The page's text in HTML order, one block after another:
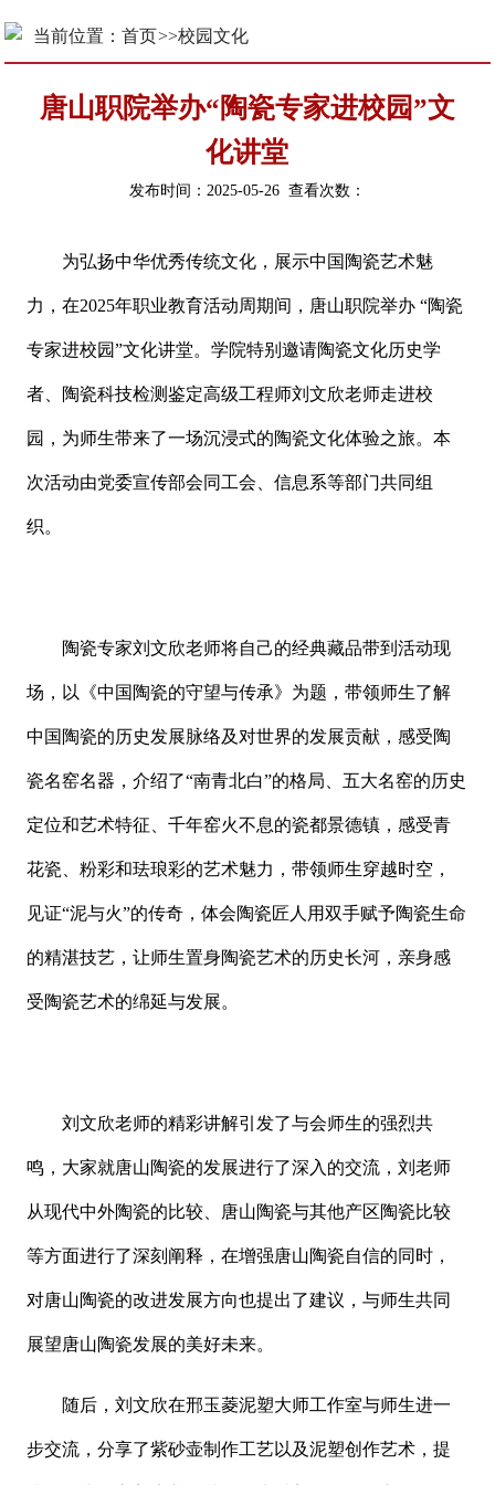
当前位置：首页>>校园文化
唐山职院举办“陶瓷专家进校园”文
化讲堂
发布时间：2025-05-26 查看次数：
为弘扬中华优秀传统文化，展示中国陶瓷艺术魅
力，在2025年职业教育活动周期间，唐山职院举办 “陶瓷
专家进校园”文化讲堂。学院特别邀请陶瓷文化历史学
者、陶瓷科技检测鉴定高级工程师刘文欣老师走进校
园，为师生带来了一场沉浸式的陶瓷文化体验之旅。本
次活动由党委宣传部会同工会、信息系等部门共同组
织。
陶瓷专家刘文欣老师将自己的经典藏品带到活动现
场，以《中国陶瓷的守望与传承》为题，带领师生了解
中国陶瓷的历史发展脉络及对世界的发展贡献，感受陶
瓷名窑名器，介绍了“南青北白”的格局、五大名窑的历史
定位和艺术特征、千年窑火不息的瓷都景德镇，感受青
花瓷、粉彩和珐琅彩的艺术魅力，带领师生穿越时空，
见证“泥与火”的传奇，体会陶瓷匠人用双手赋予陶瓷生命
的精湛技艺，让师生置身陶瓷艺术的历史长河，亲身感
受陶瓷艺术的绵延与发展。
刘文欣老师的精彩讲解引发了与会师生的强烈共
鸣，大家就唐山陶瓷的发展进行了深入的交流，刘老师
从现代中外陶瓷的比较、唐山陶瓷与其他产区陶瓷比较
等方面进行了深刻阐释，在增强唐山陶瓷自信的同时，
对唐山陶瓷的改进发展方向也提出了建议，与师生共同
展望唐山陶瓷发展的美好未来。
随后，刘文欣在邢玉菱泥塑大师工作室与师生进一
步交流，分享了紫砂壶制作工艺以及泥塑创作艺术，提